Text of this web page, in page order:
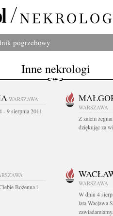
pogrzebowy
Inne nekrologi
WARSZAWA
- 9 sierpnia 2011
WARSZAWA
Z żalem
dziękując za
Bożenna i
WARSZAWA
W dniu 4
lata Wacława